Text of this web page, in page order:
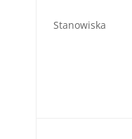
Stanowiska